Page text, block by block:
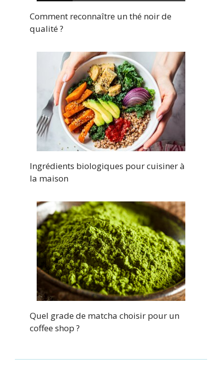
Comment reconnaître un thé noir de
qualité ?
Ingrédients biologiques pour cuisiner à
la maison
Quel grade de matcha choisir pour un
coffee shop ?